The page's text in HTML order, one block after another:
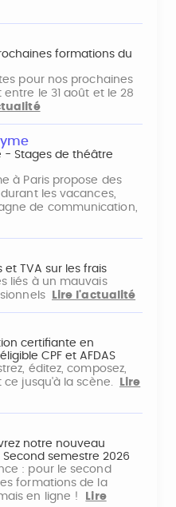
formations du
pour nos prochaines
le 31 août et le 28
- Stages de théâtre
à Paris propose des
les vacances,
de communication,
et TVA sur les frais
liés à un mauvais
Lire l'actualité
certifiante en
CPF et AFDAS
éditez, composez,
ce jusqu'à la scène.
Lire
notre nouveau
semestre 2026
: pour le second
formations de la
en ligne !
Lire